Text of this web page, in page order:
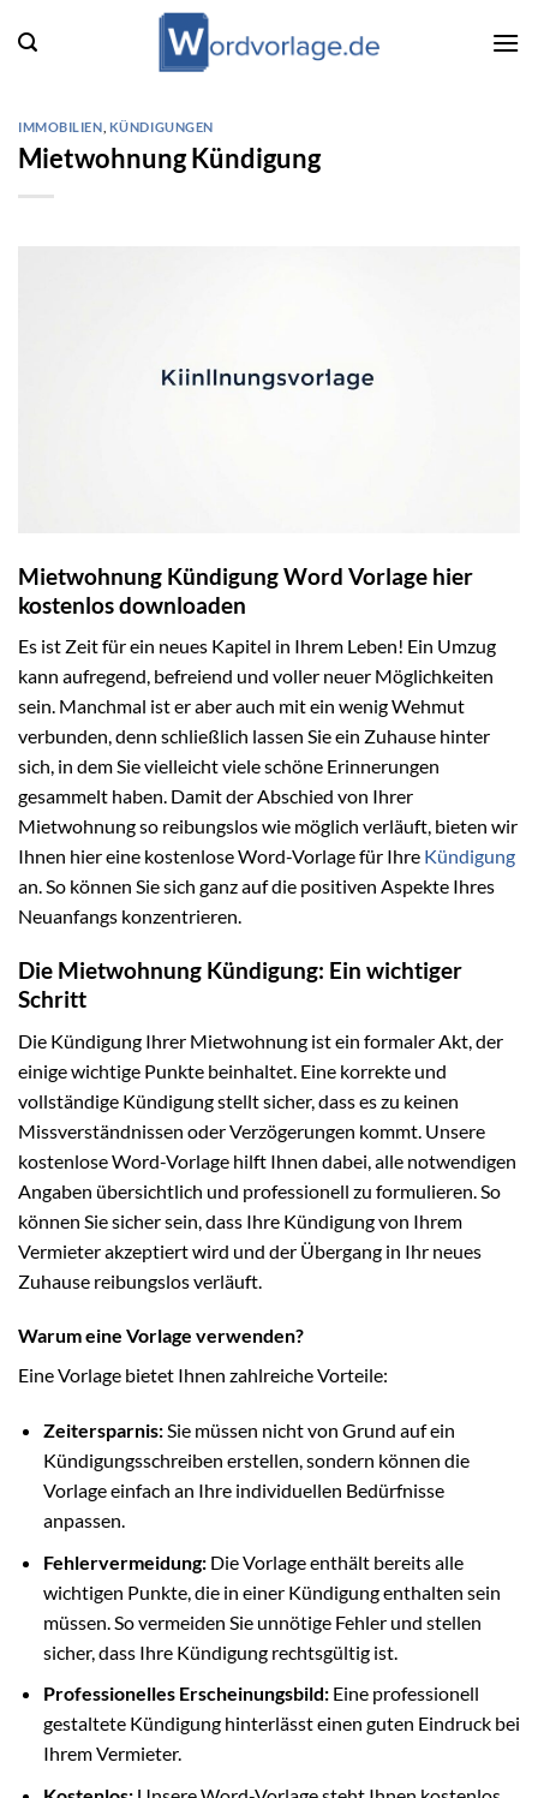
Inhalt
IMMOBILIEN KÜNDIGUNGEN
Mietwohnung Kündigung
Mietwohnung Kündigung Word Vorlage hier
kostenlos downloaden
Es ist Zeit für ein neues Kapitel in Ihrem Leben! Ein Umzug
kann aufregend, befreiend und voller neuer Möglichkeiten
sein. Manchmal ist er aber auch mit ein wenig Wehmut
verbunden, denn schließlich lassen Sie ein Zuhause hinter
sich, in dem Sie vielleicht viele schöne Erinnerungen
gesammelt haben. Damit der Abschied von Ihrer
Mietwohnung so reibungslos wie möglich verläuft, bieten wir
Ihnen hier eine kostenlose Word-Vorlage für Ihre Kündigung
an. So können Sie sich ganz auf die positiven Aspekte Ihres
Neuanfangs konzentrieren.
Die Mietwohnung Kündigung: Ein wichtiger
Schritt
Die Kündigung Ihrer Mietwohnung ist ein formaler Akt, der
einige wichtige Punkte beinhaltet. Eine korrekte und
vollständige Kündigung stellt sicher, dass es zu keinen
Missverständnissen oder Verzögerungen kommt. Unsere
kostenlose Word-Vorlage hilft Ihnen dabei, alle notwendigen
Angaben übersichtlich und professionell zu formulieren. So
können Sie sicher sein, dass Ihre Kündigung von Ihrem
Vermieter akzeptiert wird und der Übergang in Ihr neues
Zuhause reibungslos verläuft.
Warum eine Vorlage verwenden?
Eine Vorlage bietet Ihnen zahlreiche Vorteile:
Zeitersparnis:Sie müssen nicht von Grund auf ein
Kündigungsschreiben erstellen, sondern können die
Vorlage einfach an Ihre individuellen Bedürfnisse
anpassen.
Fehlervermeidung:Die Vorlage enthält bereits alle
wichtigen Punkte, die in einer Kündigung enthalten sein
müssen. So vermeiden Sie unnötige Fehler und stellen
sicher, dass Ihre Kündigung rechtsgültig ist.
Professionelles Erscheinungsbild:Eine professionell
gestaltete Kündigung hinterlässt einen guten Eindruck bei
Ihrem Vermieter.